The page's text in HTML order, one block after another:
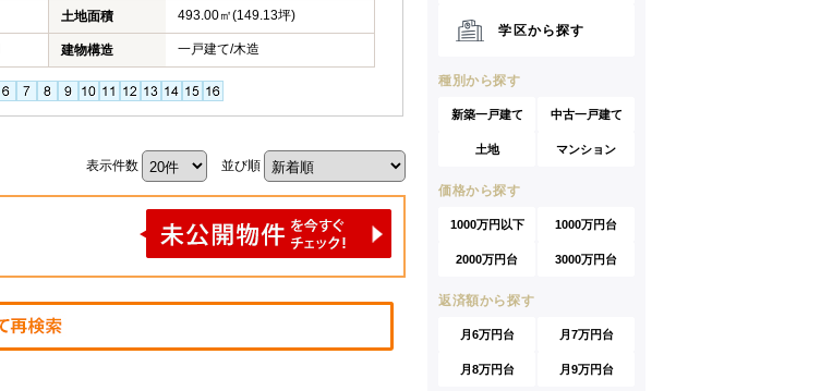
土地面積 493.00㎡(149.13坪)
建物構造 一戸建て/木造
表示件数 並び順
学区から探す
種別から探す
新築一戸建て 中古一戸建て
土地 マンション
価格から探す
1000万円以下 1000万円台
2000万円台 3000万円台
返済額から探す
月6万円台 月7万円台
月8万円台 月9万円台